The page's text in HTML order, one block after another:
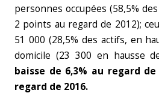
personnes occupées (58,5%
2 points au regard de 2012);
51 000 (28,5% des actifs, en
domicile (23 300 en hausse
baisse de 6,3% au regard
regard de 2016.